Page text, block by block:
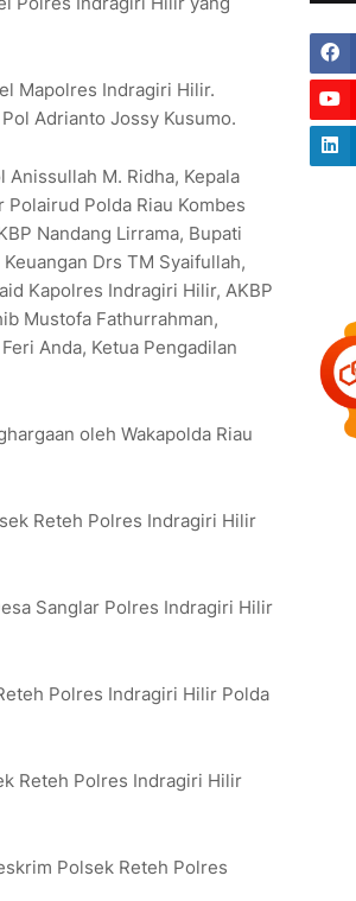
Mapolres Indragiri Hilir.
Adrianto Jossy Kusumo.
Anissullah M. Ridha, Kepala
Polda Riau Kombes
Nandang Lirrama, Bupati
Drs TM Syaifullah,
Kapolres Indragiri Hilir, AKBP
Mustofa Fathurrahman,
Anda, Ketua Pengadilan
oleh Wakapolda Riau
Reteh Polres Indragiri Hilir
Sanglar Polres Indragiri Hilir
Polres Indragiri Hilir Polda
Reteh Polres Indragiri Hilir
Polsek Reteh Polres